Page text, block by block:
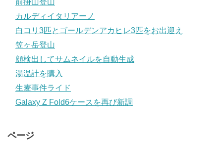
カルディイタリアーノ
白コリ3匹とゴールデンアカヒレ3匹をお出迎え
笠ヶ岳登山
顔検出してサムネイルを自動生成
湯温計を購入
生麦事件ライド
Galaxy Z Fold6ケースを再び新調
ページ